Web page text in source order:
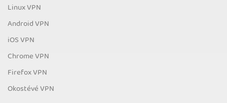
Linux VPN
Android VPN
iOS VPN
Chrome VPN
Firefox VPN
Okostévé VPN